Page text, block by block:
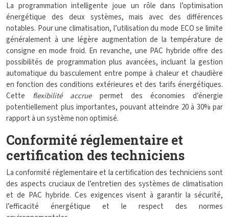
La programmation intelligente joue un rôle dans l’optimisation
énergétique des deux systèmes, mais avec des différences
notables. Pour une climatisation, l’utilisation du mode ECO se limite
généralement à une légère augmentation de la température de
consigne en mode froid. En revanche, une PAC hybride offre des
possibilités de programmation plus avancées, incluant la gestion
automatique du basculement entre pompe à chaleur et chaudière
en fonction des conditions extérieures et des tarifs énergétiques.
Cette flexibilité accrue permet des économies d’énergie
potentiellement plus importantes, pouvant atteindre 20 à 30% par
rapport à un système non optimisé.
Conformité réglementaire et
certification des techniciens
La conformité réglementaire et la certification des techniciens sont
des aspects cruciaux de l’entretien des systèmes de climatisation
et de PAC hybride. Ces exigences visent à garantir la sécurité,
l’efficacité énergétique et le respect des normes